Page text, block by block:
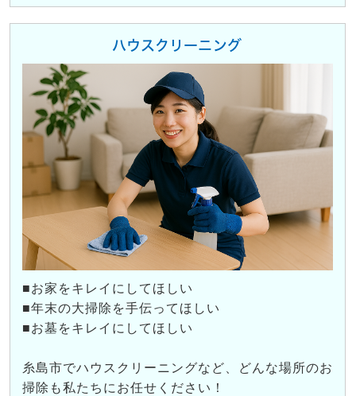
ハウスクリーニング
■お家をキレイにしてほしい
■年末の大掃除を手伝ってほしい
■お墓をキレイにしてほしい
糸島市でハウスクリーニングなど、どんな場所のお
掃除も私たちにお任せください！